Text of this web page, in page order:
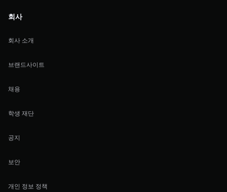
회사
회사 소개
브랜드사이트
채용
학생 재단
공지
보안
개인 정보 정책